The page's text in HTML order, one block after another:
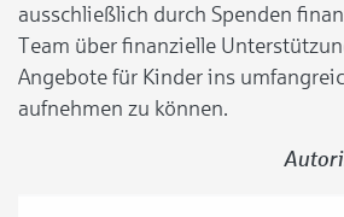
ausschließlich durch Spenden
Team über finanzielle
Angebote für Kinder ins
aufnehmen zu können.